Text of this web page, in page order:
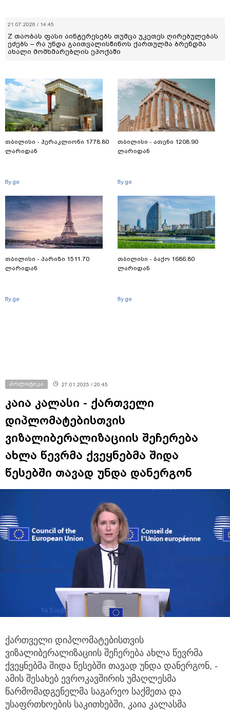
21.07.2026 / 14:45
Z თაობას ფასი აინტერესებს თუმცა უკეთეს ღირებულებას
ეძებს – რა უნდა გაითვალისწინოს ქართულმა ბრენდმა
ახალი მომხმარებლის ეპოქაში
თბილისი - ჰერაკლიონი 1778.80
ლარიდან
fly.ge
თბილისი - პარიზი 1511.70
ლარიდან
fly.ge
თბილისი - ათენი 1208.90
ლარიდან
fly.ge
თბილისი - ბაქო 1686.80
ლარიდან
fly.ge
პოლიტიკა 27.01.2025 / 20:45
კაია კალასი - ქართველი
დიპლომატებისთვის
ვიზალიბერალიზაციის შეჩერება
ახლა წევრმა ქვეყნებმა შიდა
წესებში თავად უნდა დანერგონ
ქართველი დიპლომატებისთვის
ვიზალიბერალიზაციის შეჩერება ახლა წევრმა
ქვეყნებმა შიდა წესებში თავად უნდა დანერგონ, -
ამის შესახებ ევროკავშირის უმაღლესმა
წარმომადგენელმა საგარეო საქმეთა და
უსაფრთხოების საკითხებში, კაია კალასმა